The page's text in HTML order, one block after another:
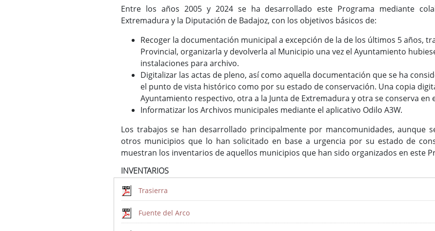
Entre los años 2005 y 2024 se ha desarrollado este Programa mediante
Extremadura y la Diputación de Badajoz, con los objetivos básicos de:
Recoger la documentación municipal a excepción de la de los últimos 5 años,
Provincial, organizarla y devolverla al Municipio una vez el Ayuntamiento
instalaciones para archivo.
Digitalizar las actas de pleno, así como aquella documentación que se ha
el punto de vista histórico como por su estado de conservación. Una copia
Ayuntamiento respectivo, otra a la Junta de Extremadura y otra se conserva en
Informatizar los Archivos municipales mediante el aplicativo Odilo A3W.
Los trabajos se han desarrollado principalmente por mancomunidades, aunque
otros municipios que lo han solicitado en base a urgencia por su estado de
muestran los inventarios de aquellos municipios que han sido organizados en este
INVENTARIOS
Trasierra
Fuente del Arco